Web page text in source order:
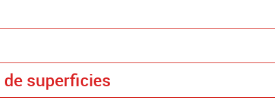
superficies